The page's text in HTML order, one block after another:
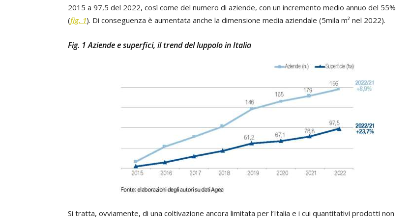
2015 a 97,5 del 2022, così come del numero di aziende, con un incremento medio annuo del 55%
(fig. 1). Di conseguenza è aumentata anche la dimensione media aziendale (5mila m² nel 2022).
Fig. 1 Aziende e superfici, il trend del luppolo in Italia
Si tratta, ovviamente, di una coltivazione ancora limitata per l’Italia e i cui quantitativi prodotti non